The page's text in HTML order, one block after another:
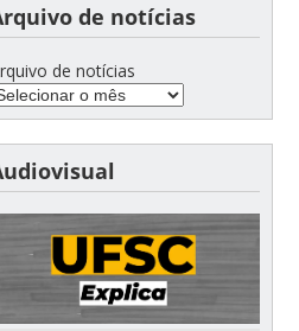
de notícias
de notícias